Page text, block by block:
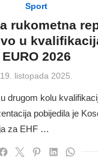
Sport
rukometna
u
EURO 2026
Posted
19. listopada 2025.
drugom kolu
pobijedila je
za EHF …